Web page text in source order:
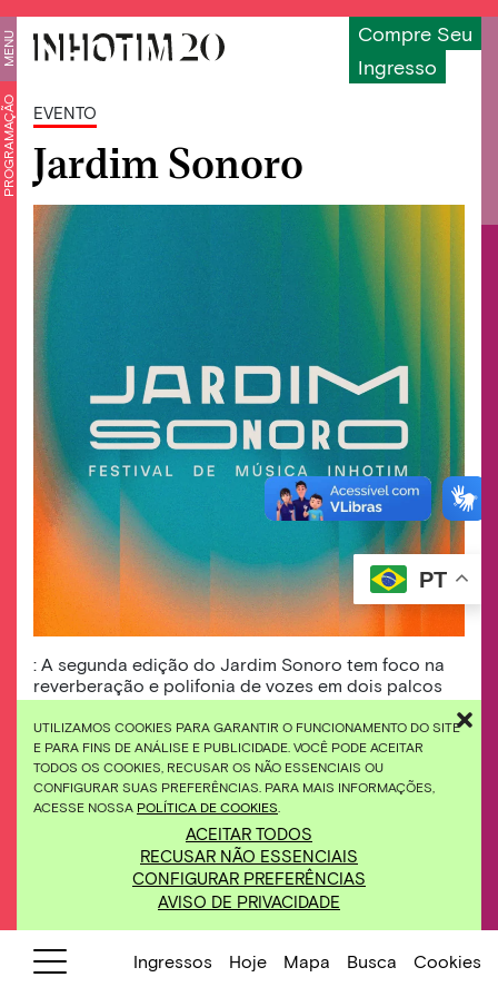
UTILIZAMOS COOKIES PARA GARANTIR O FUNCIONAMENTO DO SITE
E PARA FINS DE ANÁLISE E PUBLICIDADE. VOCÊ PODE ACEITAR
TODOS OS COOKIES, RECUSAR OS NÃO ESSENCIAIS OU
CONFIGURAR SUAS PREFERÊNCIAS. PARA MAIS INFORMAÇÕES,
ACESSE NOSSA POLÍTICA DE COOKIES
ACEITAR TODOS
RECUSAR NÃO ESSENCIAIS
CONFIGURAR PREFERÊNCIAS
AVISO DE PRIVACIDADE
Compre Seu
Ingresso
MENU
PROGRAMAÇÃO
Após o sucesso da primeira edição, o Jardim
Sonoro retorna celebrando a união entre arte,
natureza e música com curadoria centrada em
uma pesquisa sobre a voz em suas dimensões
musicais, políticas e poéticas.
EVENTO
Jardim Sonoro
: A segunda edição do Jardim Sonoro tem foco na
reverberação e polifonia de vozes em dois palcos
inéditos.
11, 12 e 13/07 Jardim Sonoro
Festival deMúsica Inhotim
PT
Ingressos Hoje Mapa Busca Cookies